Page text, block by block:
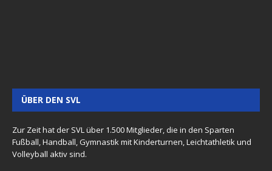
ÜBER DEN SVL
Zur Zeit hat der SVL über 1.500 Mitglieder, die in den Sparten
Fußball, Handball, Gymnastik mit Kinderturnen, Leichtathletik und
Volleyball aktiv sind.